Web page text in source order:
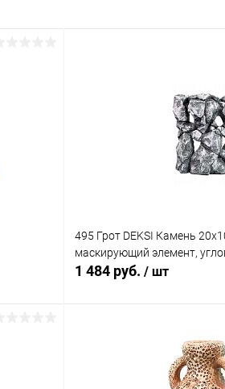
495 Грот DEKSI Камень
маскирующий элемент,
1 484 руб. / шт
В